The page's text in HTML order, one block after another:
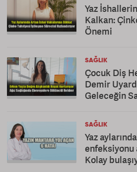
Yaz
Kalkan:
Önemi
SAĞLIK
Çocuk Diş
Demir
Geleceğin
SAĞLIK
Yaz
enfeksiyonu
Kolay